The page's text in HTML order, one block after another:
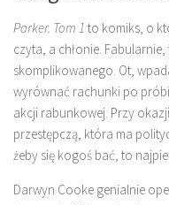
Parker. Tom 1 to komiks, o
czyta, a chłonie.
skomplikowanego. Ot,
wyrównać rachunki po
akcji rabunkowej. Przy
przestępczą, która ma
żeby się kogoś bać, to
Darwyn Cooke genialnie